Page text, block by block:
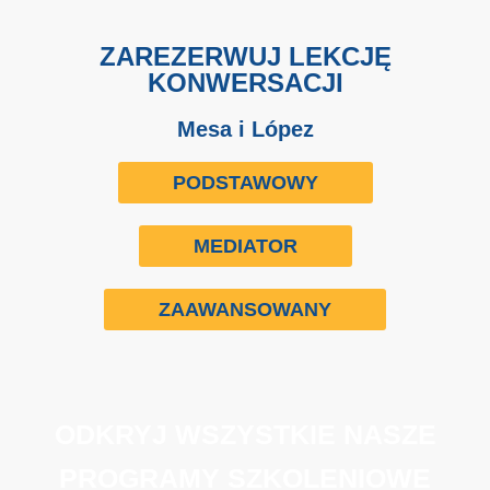
ZAREZERWUJ LEKCJĘ
KONWERSACJI
Mesa i López
PODSTAWOWY
MEDIATOR
ZAAWANSOWANY